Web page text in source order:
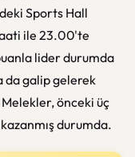
Sports Hall
ile 23.00'te
lider durumda
da galip gelerek
önceki üç
durumda.